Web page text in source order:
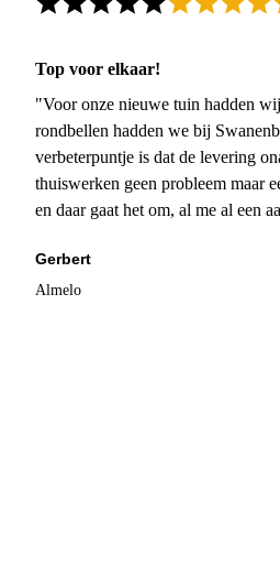
Top voor elkaar!
"Voor onze nieuwe tuin hadden
rondbellen hadden we bij
verbeterpuntje is dat de levering
thuiswerken geen probleem maar
en daar gaat het om, al me al een
Gerbert
Almelo